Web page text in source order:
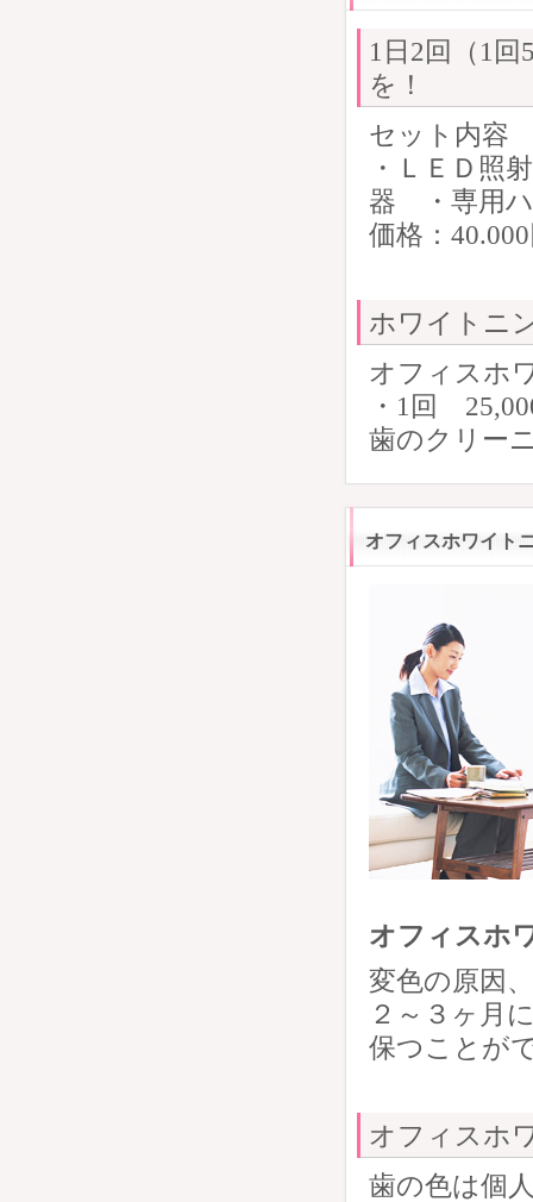
1日2回（1
を！
セット内容
・ＬＥＤ
器 ・専用ハ
価格：
ホワイトニ
オフィスホ
・1回
歯のクリー
オフィスホワイト
オフィスホ
変色の原因
２～３ヶ月
保つことが
オフィスホ
歯の色は個